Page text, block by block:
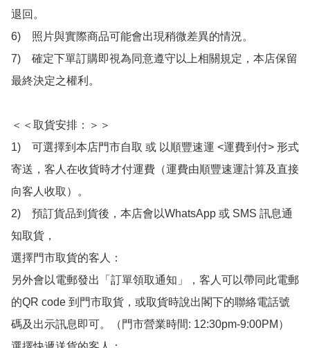
退回。
6)　照片與實際商品可能會出現稍微差異的情況。
7)　確定下單訂購即視為同意遵守以上相關規定，本店保留
最終決定之權利。
＜＜取貨安排：＞＞
1)　可選擇到本店門市自取 或 以順豐速運 <運費到付> 形式
寄送，客人在收貨時才付運費（運費由順豐速運計算及直接
向客人收取）。
2)　預訂貨品到貨後，本店會以WhatsApp 或 SMS 訊息通
知取貨，
選擇門市取貨的客人：
另外會以電郵發出「訂單領取通知」，客人可以帶同此電郵
的QR code 到門市取貨，或取貨時說出閣下的聯絡電話號
碼及出示訊息即可。（門市營業時間: 12:30pm-9:00PM）